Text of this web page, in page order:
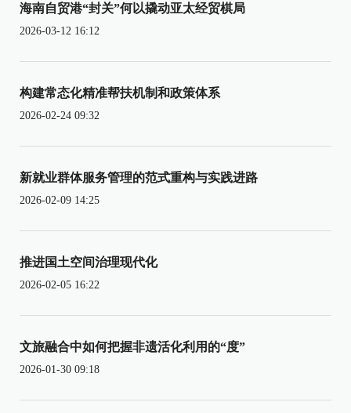
海南自贸港“封关”何以撬动亚太经贸棋局
2026-03-12 16:12
构建常态化精准帮扶机制和政策体系
2026-02-24 09:32
新就业群体服务管理的范式重构与实践进路
2026-02-09 14:25
推进国土空间治理现代化
2026-02-05 16:22
文旅融合中如何把握非遗活化利用的“度”
2026-01-30 09:18